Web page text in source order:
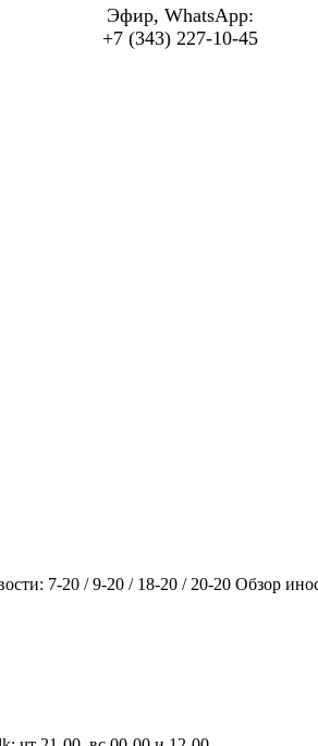
Эфир, WhatsApp:
+7 (343) 227-10-45
7-20 / 9-20 / 18-20 / 20-20 Обзор